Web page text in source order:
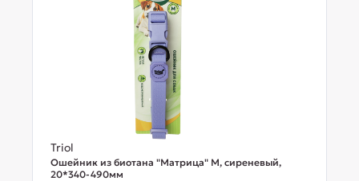
Triol
Ошейник из биотана "Матрица" M, сиреневый,
20*340-490мм